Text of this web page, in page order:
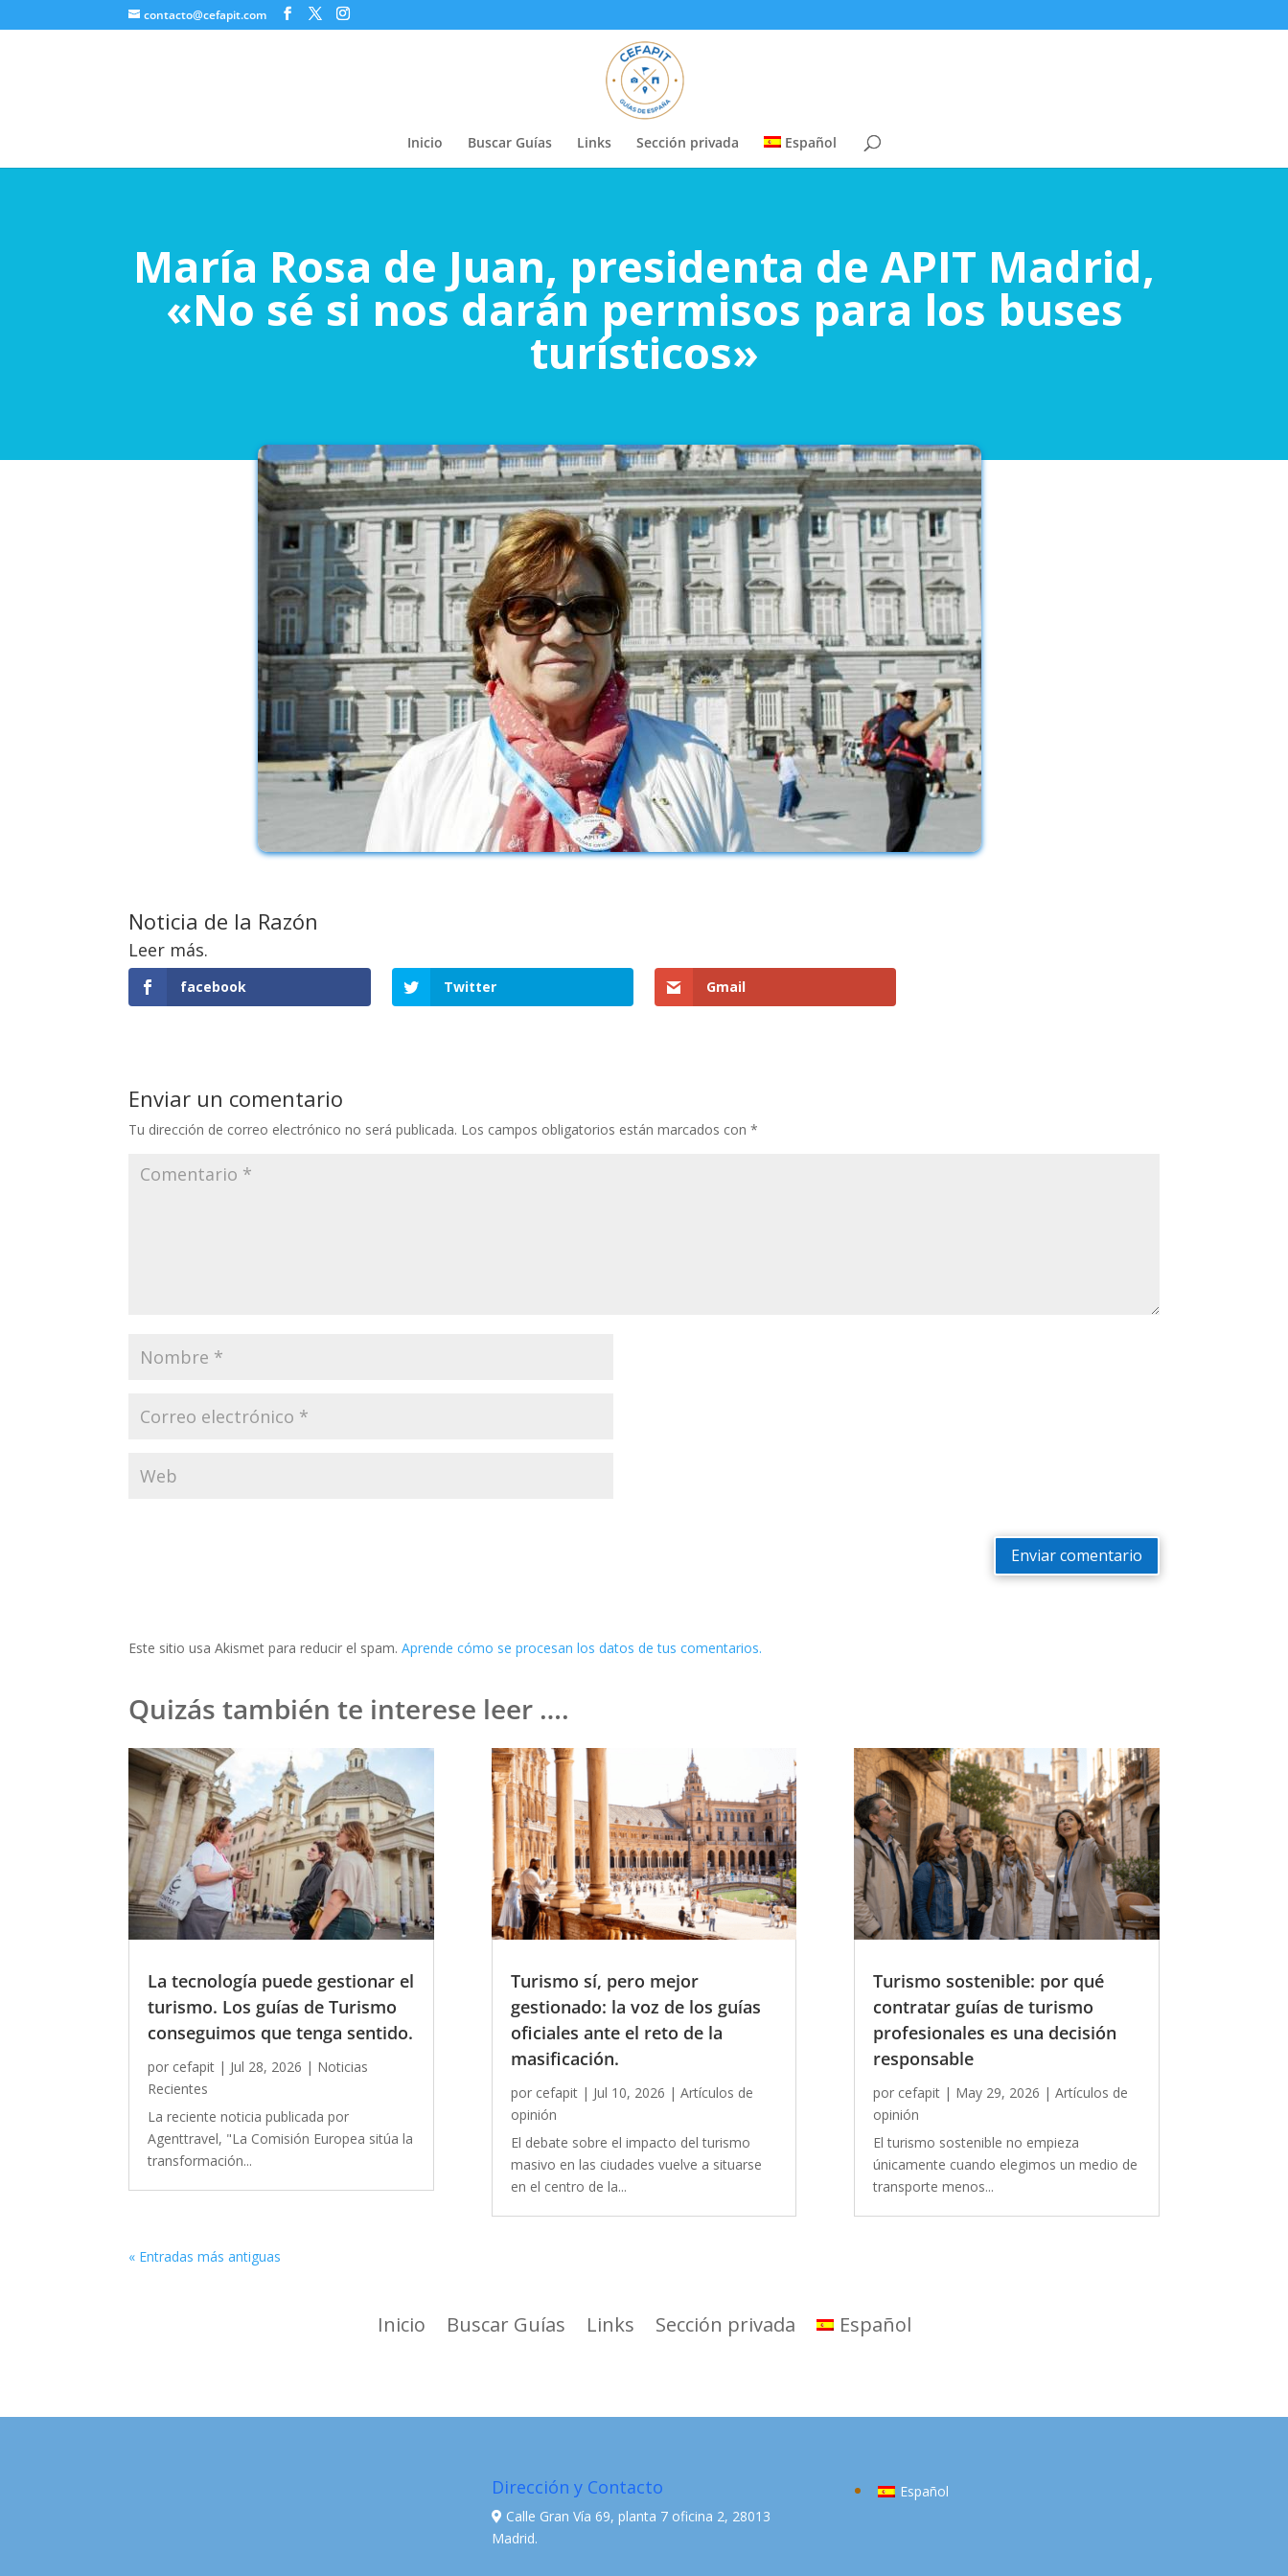
contacto@cefapit.com
Inicio Buscar Guías Links Sección privada Español
María Rosa de Juan, presidenta de APIT Madrid,
«No sé si nos darán permisos para los buses
turísticos»
Noticia de la Razón
Leer más.
facebook Twitter Gmail
Enviar un comentario
Tu dirección de correo electrónico no será publicada. Los campos obligatorios están marcados con*
Enviar comentario
Este sitio usa Akismet para reducir el spam.Aprende cómo se procesan los datos de tus comentarios.
Quizás también te interese leer ….
La tecnología puede gestionar el
turismo. Los guías de Turismo
conseguimos que tenga sentido.
por cefapit | Jul 28, 2026 | Noticias
Recientes
La reciente noticia publicada por
Agenttravel, "La Comisión Europea sitúa la
transformación...
Turismo sí, pero mejor
gestionado: la voz de los guías
oficiales ante el reto de la
masificación.
por cefapit| Jul 10, 2026 | Artículos de
opinión
El debate sobre el impacto del turismo
masivo en las ciudades vuelve a situarse
en el centro de la...
Turismo sostenible: por qué
contratar guías de turismo
profesionales es una decisión
responsable
por cefapit| May 29, 2026 | Artículos de
opinión
El turismo sostenible no empieza
únicamente cuando elegimos un medio de
transporte menos...
« Entradas más antiguas
Inicio Buscar Guías Links Sección privada Español
Dirección y Contacto
Calle Gran Vía 69, planta 7 oficina 2, 28013
Madrid.
Español